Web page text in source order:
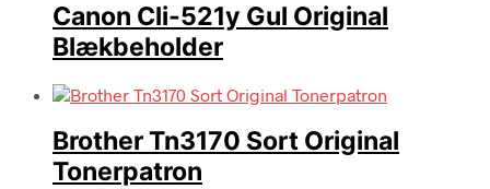
Canon Cli-521y Gul Original
Blækbeholder
Brother Tn3170 Sort Original
Tonerpatron